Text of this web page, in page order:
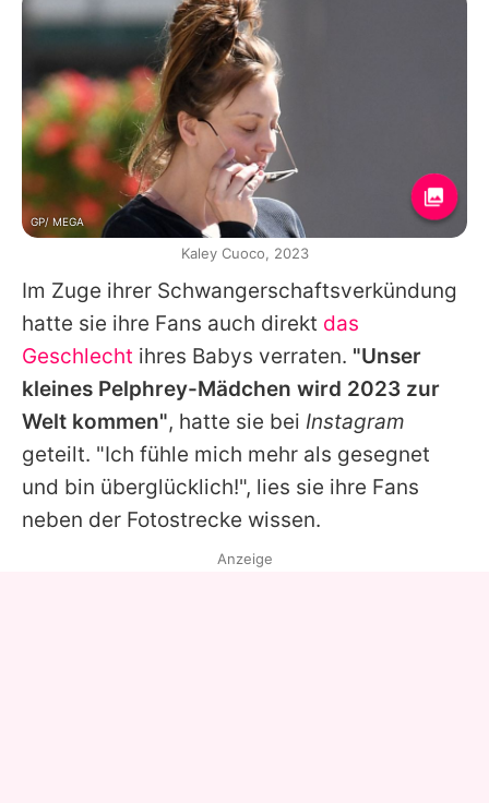
Im Zuge ihrer Schwangerschaftsverkündung
hatte sie ihre Fans auch direkt das
Geschlecht ihres Babys verraten. "Unser
kleines Pelphrey-Mädchen wird 2023 zur
Welt kommen", hatte sie bei Instagram
geteilt. "Ich fühle mich mehr als gesegnet
und bin überglücklich!", lies sie ihre Fans
neben der Fotostrecke wissen.
GP/ MEGA
Kaley Cuoco, 2023
Anzeige